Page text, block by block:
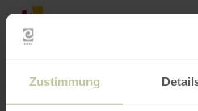
Zustimmung
Back
home
page
The leisure activities
posted on the Regiondo